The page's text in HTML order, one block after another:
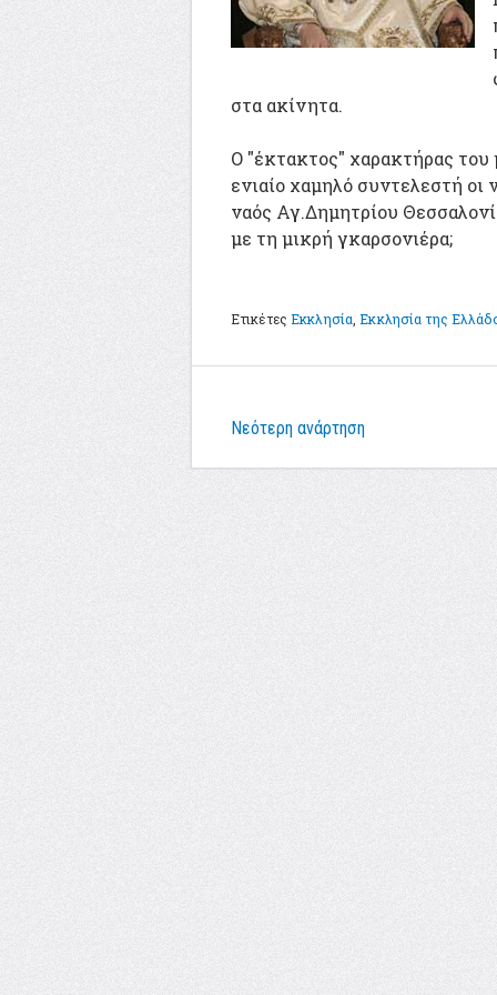
στα ακίνητα.
Ο "έκτακτος" χαρακτήρας του
ενιαίο χαμηλό συντελεστή οι
ναός Αγ.Δημητρίου
με τη μικρή γκαρσονιέρα;
ΕτικέτεςΕκκλησία ,Εκκλησία της
Νεότερη ανάρτηση